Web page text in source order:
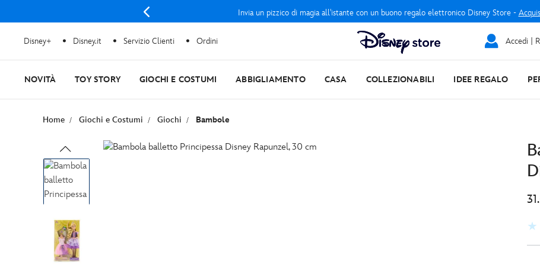
Invia un pizzico di magia all'istante con un buono regalo elettronico Disney Store -
Disney+ Disney.it Servizio Clienti Ordini Accedi |
NOVITÀ TOY STORY GIOCHI E COSTUMI ABBIGLIAMENTO CASA COLLEZIONABILI IDEE REGALO
Home Giochi e Costumi Giochi Bambole